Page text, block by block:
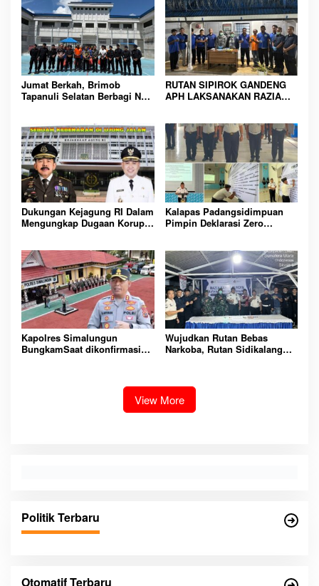
Jumat Berkah, Brimob
Tapanuli Selatan Berbagi Nasi
RUTAN SIPIROK GANDENG
APH LAKSANAKAN RAZIA
LINGKUNGAN
PEMASYARAKATAN YANG
AMAN
Dukungan Kejagung RI Dalam
Mengungkap Dugaan Korupsi
Dan Tangkap!
Kalapas Padangsidimpuan
Pimpin Deklarasi Zero
Padangsidimpuan
Kapolres Simalungun
BungkamSaat dikonfirmasi
Dikecamatan gunung malela
Wujudkan Rutan Bebas
Narkoba, Rutan Sidikalang
View More
Politik Terbaru
Otomatif Terbaru